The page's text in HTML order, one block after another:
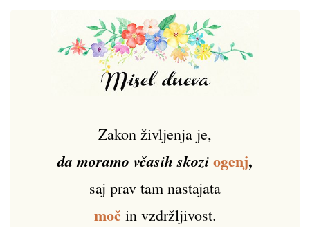
Zakon življenja je,
da moramo včasih skoziogenj,
saj prav tam nastajata
močin vzdržljivost.